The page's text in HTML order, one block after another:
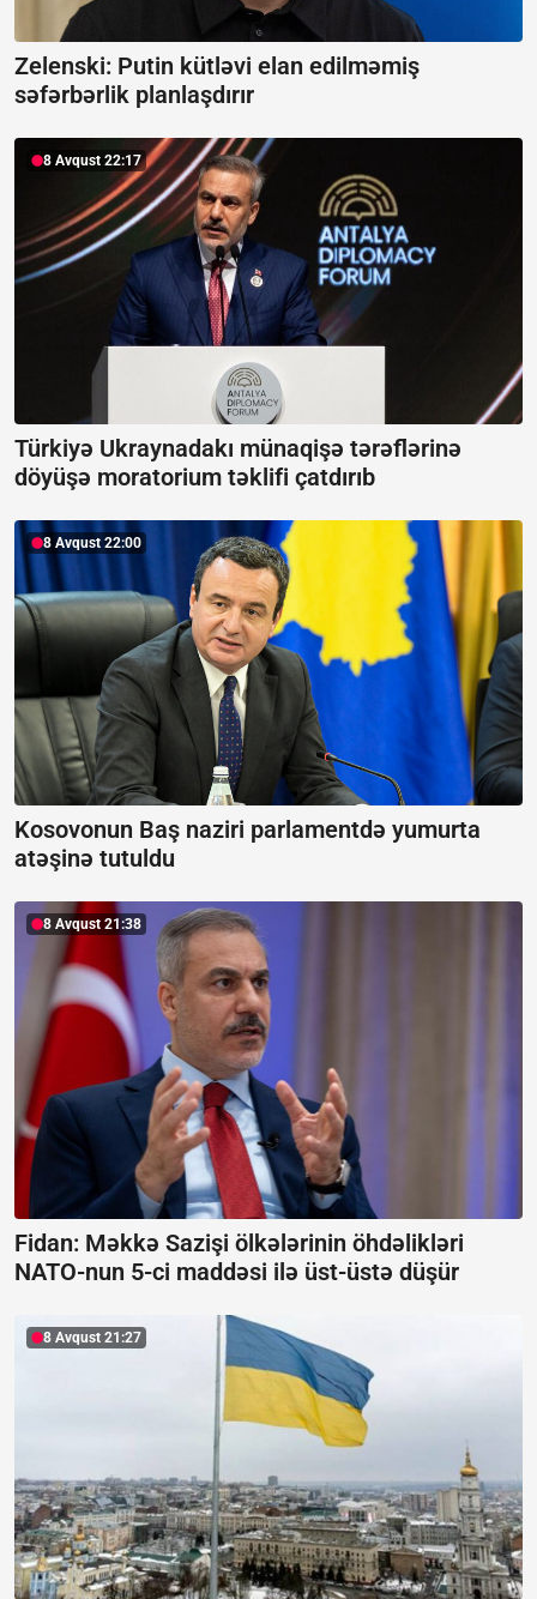
Zelenski: Putin kütləvi elan edilməmiş
səfərbərlik planlaşdırır
8 Avqust 22:17
Türkiyə Ukraynadakı münaqişə tərəflərinə
döyüşə moratorium təklifi çatdırıb
8 Avqust 22:00
Kosovonun Baş naziri parlamentdə yumurta
atəşinə tutuldu
8 Avqust 21:38
Fidan: Məkkə Sazişi ölkələrinin öhdəlikləri
NATO-nun 5-ci maddəsi ilə üst-üstə düşür
8 Avqust 21:27